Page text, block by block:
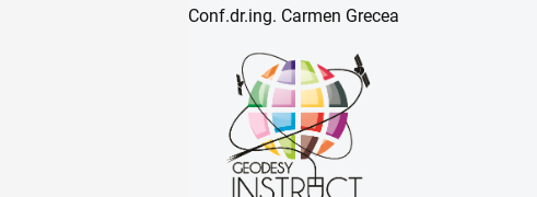
Conf.dr.ing. Carmen Grecea